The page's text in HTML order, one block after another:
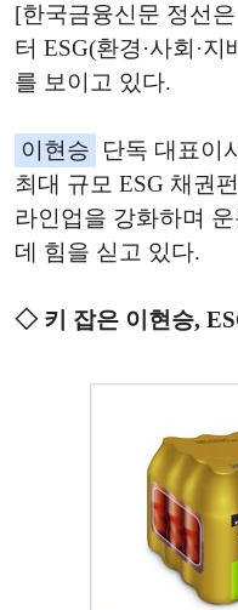
[한국금융신문 정선
터 ESG(환경·사회·
를 보이고 있다.
이현승
단독 대표이
최대 규모 ESG 채권
라인업을 강화하며
데 힘을 싣고 있다.
◇ 키 잡은 이현승,